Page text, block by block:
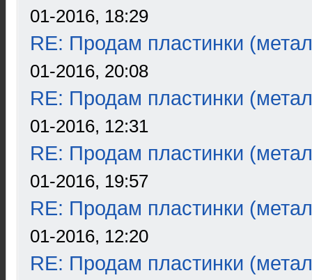
01-2016, 18:29
RE: Продам пластинки
01-2016, 20:08
RE: Продам пластинки
01-2016, 12:31
RE: Продам пластинки
01-2016, 19:57
RE: Продам пластинки
01-2016, 12:20
RE: Продам пластинки